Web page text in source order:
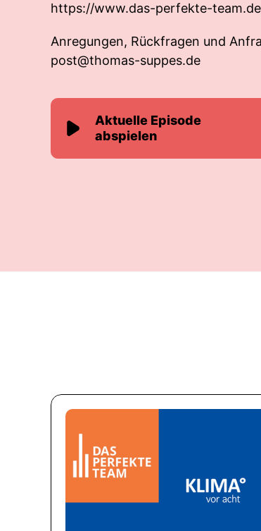
https://www.das-perfekte-
Anregungen, Rückfragen und
post@thomas-suppes.de
Aktuelle Episode
abspielen